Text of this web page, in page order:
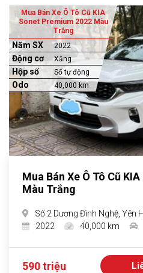
Mua Bán Xe Ô Tô Cũ KIA
Sonet Premium 2022 Màu
Trắng
Năm SX 2022
Động cơ Xăng
Hộp số Số tự động
Odo 40,000 km
Mua Bán Xe Ô Tô Cũ
Màu Trắng
Số 2 Dương Đình Nghệ, Yên
2022
40,000 km
590 triệu